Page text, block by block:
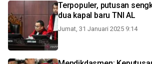
Terpopuler, putusan
dua kapal baru TNI AL
Jumat, 31 Januari 2025 9:14